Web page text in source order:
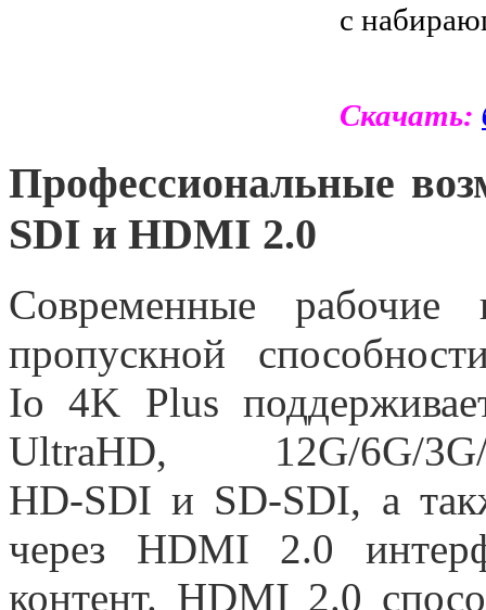
с
Скачать:
Профессиональные
SDI и HDMI 2.0
Современные рабочие
пропускной
Io 4K Plus
UltraHD, 12G/6G/
HD-SDI и SD-SDI, а
через HDMI 2.0
контент. HDMI 2.0